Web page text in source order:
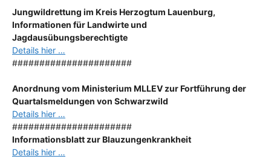
Jungwildrettung im Kreis Herzogtum Lauenburg,
Informationen für Landwirte und
Jagdausübungsberechtigte
Details hier …
######################
Anordnung vom Ministerium MLLEV zur Fortführung der
Quartalsmeldungen von Schwarzwild
Details hier …
######################
Informationsblatt zur Blauzungenkrankheit
Details hier …